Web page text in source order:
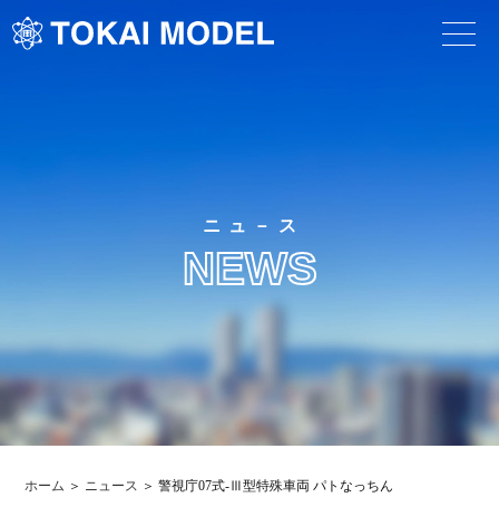
ニュ－ス
NEWS
ホーム ニュース 警視庁07式-Ⅲ型特殊車両 パトなっちん